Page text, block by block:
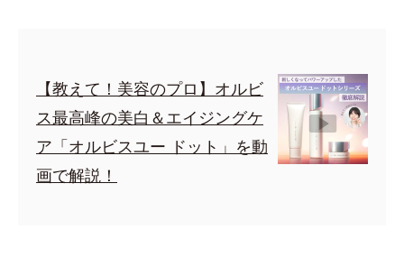
【教えて！美容のプロ】オルビ
ス最高峰の美白＆エイジングケ
ア「オルビスユー ドット」を動
画で解説！